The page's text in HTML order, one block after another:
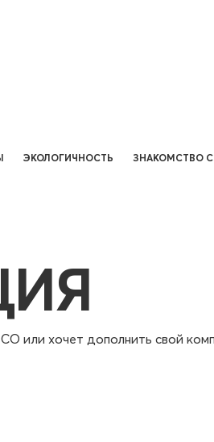
ЭКОЛОГИЧНОСТЬ ЗНАКОМСТВО С
или хочет дополнить свой